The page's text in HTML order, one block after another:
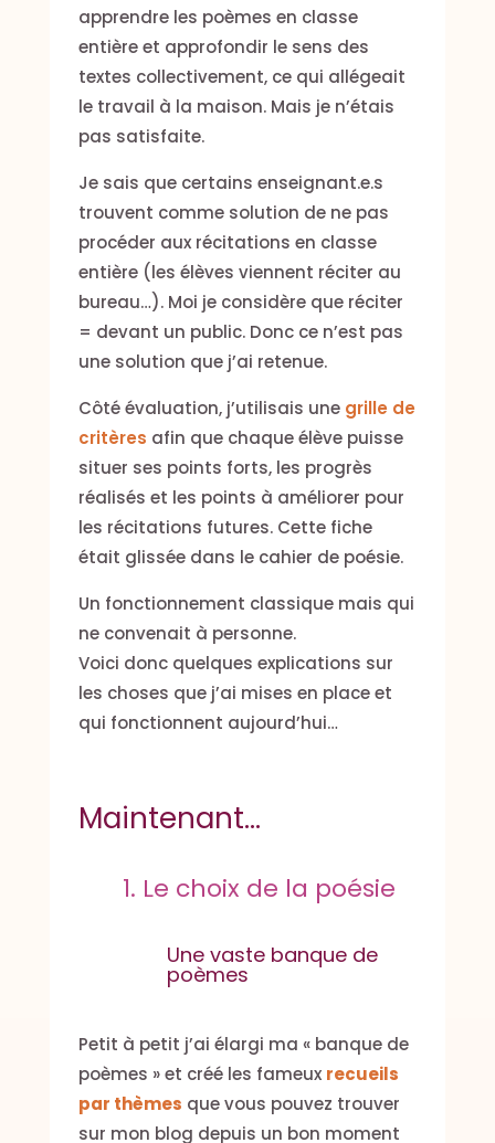
apprendre les poèmes en classe
entière et approfondir le sens des
textes collectivement, ce qui allégeait
le travail à la maison. Mais je n’étais
pas satisfaite.
Je sais que certains enseignant.e.s
trouvent comme solution de ne pas
procéder aux récitations en classe
entière (les élèves viennent réciter au
bureau…). Moi je considère que réciter
= devant un public. Donc ce n’est pas
une solution que j’ai retenue.
Côté évaluation, j’utilisais une grille de
critères afin que chaque élève puisse
situer ses points forts, les progrès
réalisés et les points à améliorer pour
les récitations futures. Cette fiche
était glissée dans le cahier de poésie.
Un fonctionnement classique mais qui
ne convenait à personne.
Voici donc quelques explications sur
les choses que j’ai mises en place et
qui fonctionnent aujourd’hui…
Maintenant…
1. Le choix de la poésie
Une vaste banque de
poèmes
Petit à petit j’ai élargi ma « banque de
poèmes » et créé les fameux recueils
par thèmes que vous pouvez trouver
sur mon blog depuis un bon moment